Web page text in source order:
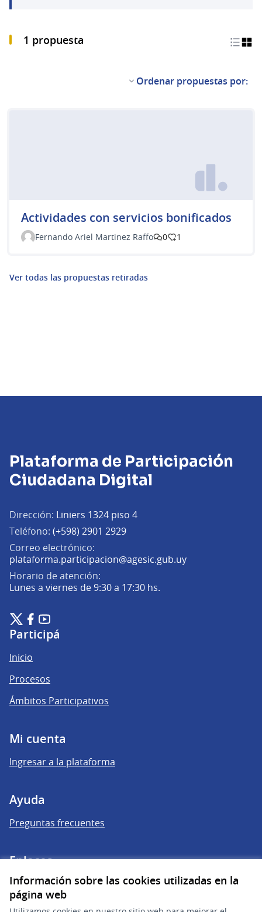
Información sobre las cookies utilizadas en la
página web
1 propuesta
Ordenar propuestas por:
Actividades con servicios bonificados
Fernando Ariel Martinez Raffo 0 1
Ver todas las propuestas retiradas
Plataforma de Participación
Ciudadana Digital
Dirección: Liniers 1324 piso 4
Teléfono: (+598) 2901 2929
Correo electrónico:
plataforma.participacion@agesic.gub.uy(Abrir en una
Horario de atención:
Lunes a viernes de 9:30 a 17:30 hs.
Plataforma de Participación Ciudadana Digital en X
(Enlace externo)
Plataforma de Participación Ciudadana Digital en Facebook
(Enlace externo)
Plataforma de Participación Ciudadana Digital en
(Enlace externo)
Participá
Inicio
Procesos
Ámbitos Participativos
Mi cuenta
Ingresar a la plataforma
Ayuda
Preguntas frecuentes
Enlaces
Actividad
Encuentros